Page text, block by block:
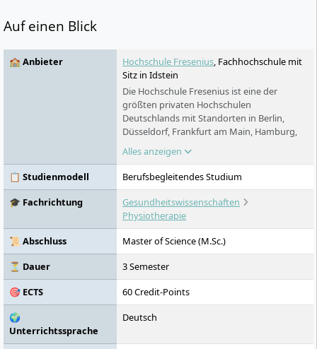
Auf einen Blick
🏫 Anbieter Hochschule Fresenius, Fachhochschule mit
Sitz in Idstein
Die Hochschule Fresenius ist eine der
größten privaten Hochschulen
Deutschlands mit Standorten in Berlin,
Düsseldorf, Frankfurt am Main, Hamburg,
Idstein, Köln, München und Wiesbaden. In
den Bereichen Chemie & Biologie,
Wirtschaft & Medien, Gesundheit & Soziales
und Design bietet sie praxisorientierte
Bachelor- und Masterstudiengänge sowie
Aus- und Weiterbildungen an. Ein Studium
Fernstudium möglich.
Alles anzeigen
📋 Studienmodell
Berufsbegleitendes Studium
🎓 Fachrichtung
Gesundheitswissenschaften
Physiotherapie
📜 Abschluss
Master of Science (M.Sc.)
⏳ Dauer
3 Semester
🎯 ECTS
60 Credit-Points
🌍
Unterrichtssprache
Deutsch